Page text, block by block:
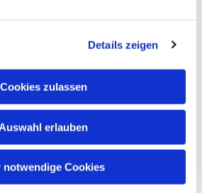
Details zeigen
Cookies zulassen
Auswahl erlauben
notwendige Cookies
Trauung